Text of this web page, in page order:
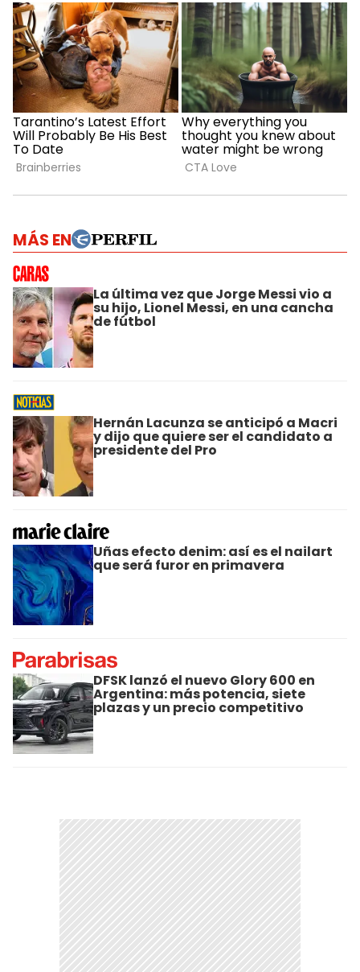
MÁS EN
La última vez que Jorge Messi vio a
su hijo, Lionel Messi, en una cancha
de fútbol
Hernán Lacunza se anticipó a Macri
y dijo que quiere ser el candidato a
presidente del Pro
Uñas efecto denim: así es el nailart
que será furor en primavera
DFSK lanzó el nuevo Glory 600 en
Argentina: más potencia, siete
plazas y un precio competitivo